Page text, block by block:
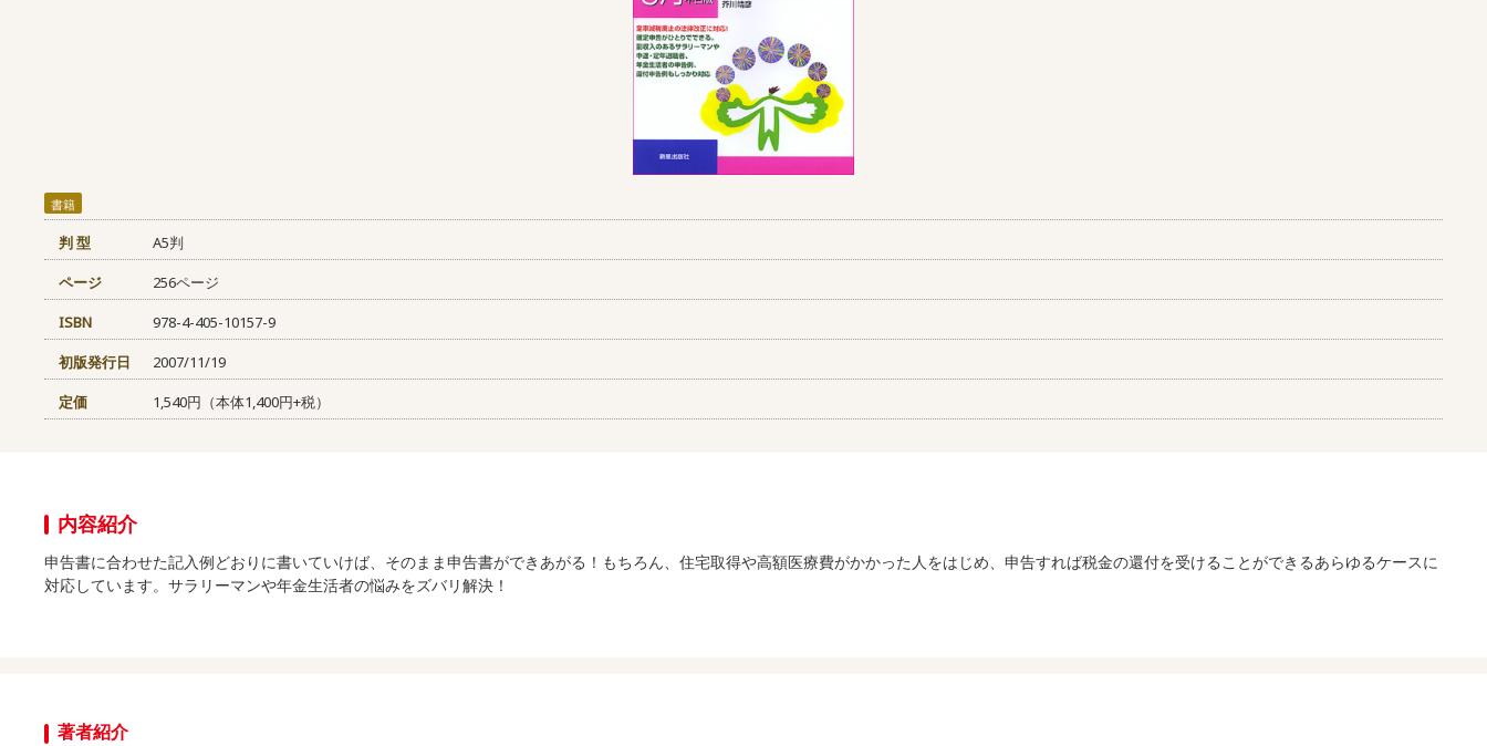
書籍
判 型
A5判
ページ
256ページ
ISBN
978-4-405-10157-9
初版発行日
2007/11/19
定価
1,540円（本体1,400円+税）
内容紹介
申告書に合わせた記入例どおりに書いていけば、そのまま申告書ができあがる！もちろん、住宅取得や高額医療費がかかった人をはじめ、申告すれば税金の還付を受けることができるあらゆるケースに
対応しています。サラリーマンや年金生活者の悩みをズバリ解決！
著者紹介